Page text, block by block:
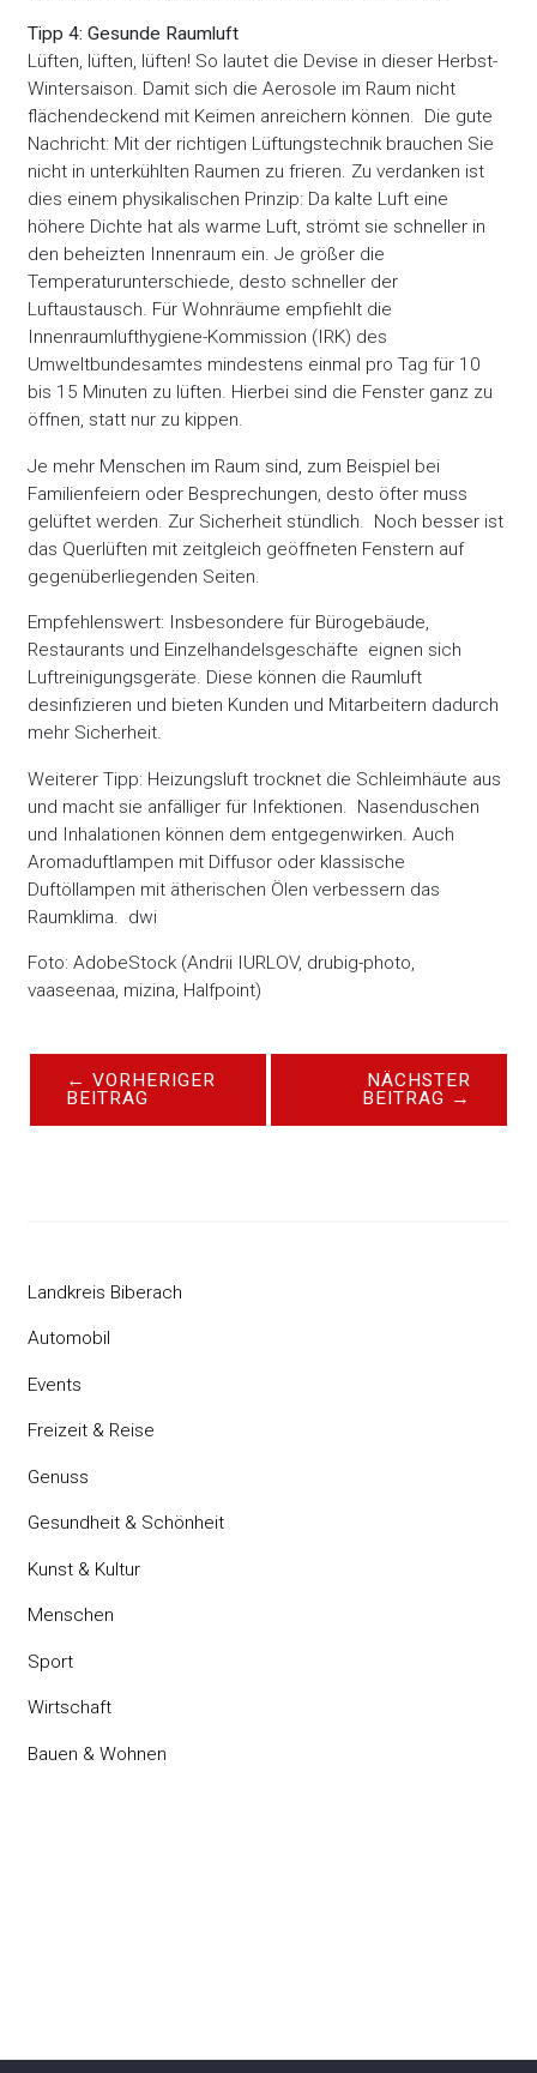
Tipp 4: Gesunde Raumluft
Lüften, lüften, lüften! So lautet die Devise in dieser Herbst-
Wintersaison. Damit sich die Aerosole im Raum nicht
flächendeckend mit Keimen anreichern können. Die gute
Nachricht: Mit der richtigen Lüftungstechnik brauchen Sie
nicht in unterkühlten Raumen zu frieren. Zu verdanken ist
dies einem physikalischen Prinzip: Da kalte Luft eine
höhere Dichte hat als warme Luft, strömt sie schneller in
den beheizten Innenraum ein. Je größer die
Temperaturunterschiede, desto schneller der
Luftaustausch. Für Wohnräume empfiehlt die
Innenraumlufthygiene-Kommission (IRK) des
Umweltbundesamtes mindestens einmal pro Tag für 10
bis 15 Minuten zu lüften. Hierbei sind die Fenster ganz zu
öffnen, statt nur zu kippen.
Je mehr Menschen im Raum sind, zum Beispiel bei
Familienfeiern oder Besprechungen, desto öfter muss
gelüftet werden. Zur Sicherheit stündlich. Noch besser ist
das Querlüften mit zeitgleich geöffneten Fenstern auf
gegenüberliegenden Seiten.
Empfehlenswert: Insbesondere für Bürogebäude,
Restaurants und Einzelhandelsgeschäfte eignen sich
Luftreinigungsgeräte. Diese können die Raumluft
desinfizieren und bieten Kunden und Mitarbeitern dadurch
mehr Sicherheit.
Weiterer Tipp: Heizungsluft trocknet die Schleimhäute aus
und macht sie anfälliger für Infektionen. Nasenduschen
und Inhalationen können dem entgegenwirken. Auch
Aromaduftlampen mit Diffusor oder klassische
Duftöllampen mit ätherischen Ölen verbessern das
Raumklima.
dwi
Foto: AdobeStock (Andrii IURLOV, drubig-photo,
vaaseenaa, mizina, Halfpoint)
← VORHERIGER
BEITRAG
NÄCHSTER
BEITRAG →
Landkreis Biberach
Automobil
Events
Freizeit & Reise
Genuss
Gesundheit & Schönheit
Kunst & Kultur
Menschen
Sport
Wirtschaft
Bauen & Wohnen